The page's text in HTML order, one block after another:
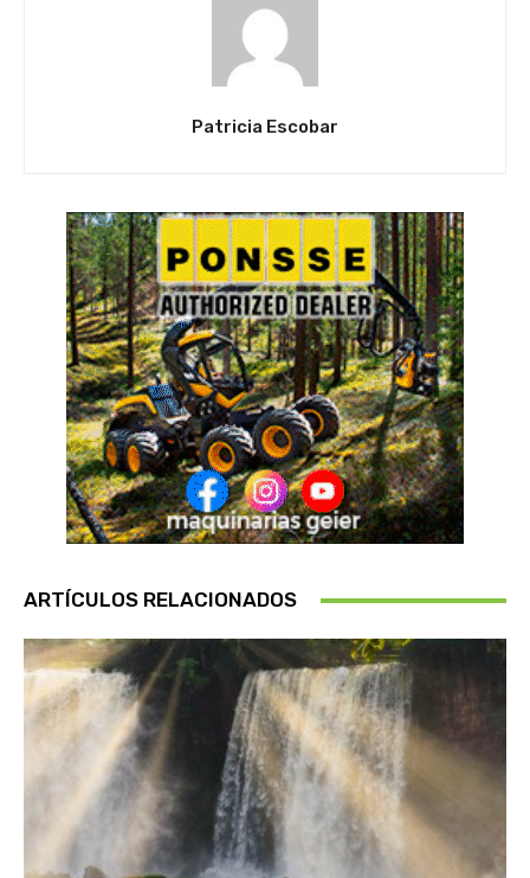
Patricia Escobar
ARTÍCULOS RELACIONADOS